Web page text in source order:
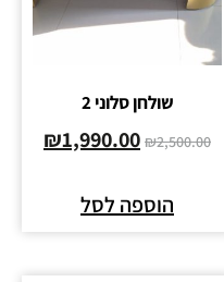
שולחן סלוני 2
₪2,500.00
₪1,990.00
הוספה לסל